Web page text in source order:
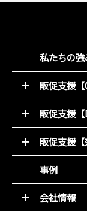
私たちの強
販促支援【
52週マ
キャン
動画コ
デジタ
商品ブラ
PDM（
LINE集
販促支援【
オンラ
店別販
販促支援【
商圏ポ
アンケー
売れるデ
事例
会社情報